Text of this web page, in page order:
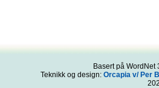
Basert på
Teknikk og design: Orcapia v/ Per